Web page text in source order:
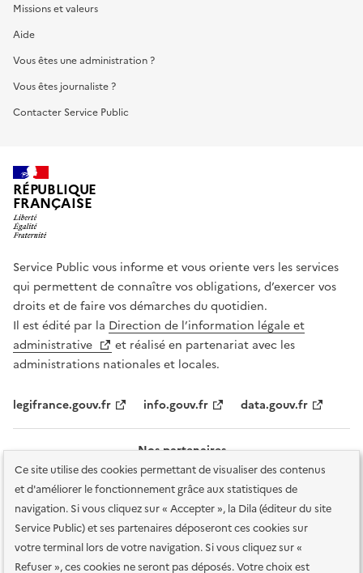
Ce site utilise des cookies permettant de visualiser des contenus
et d'améliorer le fonctionnement grâce aux statistiques de
navigation. Si vous cliquez sur « Accepter », la Dila (éditeur du site
Service Public) et ses partenaires déposeront ces cookies sur
votre terminal lors de votre navigation. Si vous cliquez sur «
Refuser », ces cookies ne seront pas déposés. Votre choix est
Missions et valeurs
Aide
Vous êtes une administration ?
Vous êtes journaliste ?
Contacter Service Public
RÉPUBLIQUE
FRANÇAISE
Service Public vous informe et vous oriente vers les services
qui permettent de connaître vos obligations, d’exercer vos
droits et de faire vos démarches du quotidien.
Il est édité par la Direction de l’information légale et
administrative
et réalisé en partenariat avec les
administrations nationales et locales.
legifrance.gouv.fr info.gouv.fr data.gouv.fr
Nos partenaires
Plan du site Accessibilité : totalement conforme Accessibilité des